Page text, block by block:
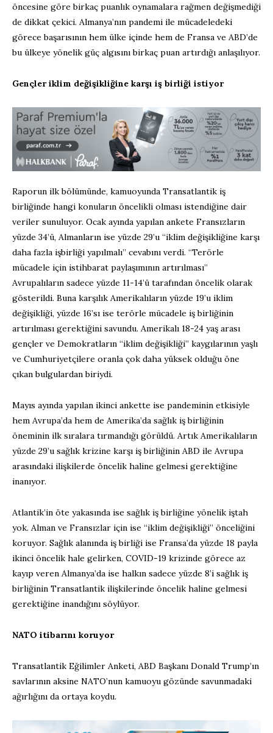
öncesine göre birkaç puanlık oynamalara rağmen değişmediği
de dikkat çekici. Almanya’nın pandemi ile mücadeledeki
görece başarısının hem ülke içinde hem de Fransa ve ABD’de
bu ülkeye yönelik güç algısını birkaç puan artırdığı anlaşılıyor.
Gençler iklim değişikliğine karşı iş birliği istiyor
Raporun ilk bölümünde, kamuoyunda Transatlantik iş
birliğinde hangi konuların öncelikli olması istendiğine dair
veriler sunuluyor. Ocak ayında yapılan ankete Fransızların
yüzde 34’ü, Almanların ise yüzde 29’u “iklim değişikliğine karşı
daha fazla işbirliği yapılmalı” cevabını verdi. “Terörle
mücadele için istihbarat paylaşımının artırılması”
Avrupalıların sadece yüzde 11-14’ü tarafından öncelik olarak
gösterildi. Buna karşılık Amerikalıların yüzde 19’u iklim
değişikliği, yüzde 16’sı ise terörle mücadele iş birliğinin
artırılması gerektiğini savundu. Amerikalı 18-24 yaş arası
gençler ve Demokratların “iklim değişikliği” kaygılarının yaşlı
ve Cumhuriyetçilere oranla çok daha yüksek olduğu öne
çıkan bulgulardan biriydi.
Mayıs ayında yapılan ikinci ankette ise pandeminin etkisiyle
hem Avrupa’da hem de Amerika’da sağlık iş birliğinin
öneminin ilk sıralara tırmandığı görüldü. Artık Amerikalıların
yüzde 29’u sağlık krizine karşı iş birliğinin ABD ile Avrupa
arasındaki ilişkilerde öncelik haline gelmesi gerektiğine
inanıyor.
Atlantik’in öte yakasında ise sağlık iş birliğine yönelik iştah
yok. Alman ve Fransızlar için ise “iklim değişikliği” önceliğini
koruyor. Sağlık alanında iş birliği ise Fransa’da yüzde 18 payla
ikinci öncelik hale gelirken, COVID-19 krizinde görece az
kayıp veren Almanya’da ise halkın sadece yüzde 8’i sağlık iş
birliğinin Transatlantik ilişkilerinde öncelik haline gelmesi
gerektiğine inandığını söylüyor.
NATO itibarını koruyor
Transatlantik Eğilimler Anketi, ABD Başkanı Donald Trump’ın
savlarının aksine NATO’nun kamuoyu gözünde savunmadaki
ağırlığını da ortaya koydu.